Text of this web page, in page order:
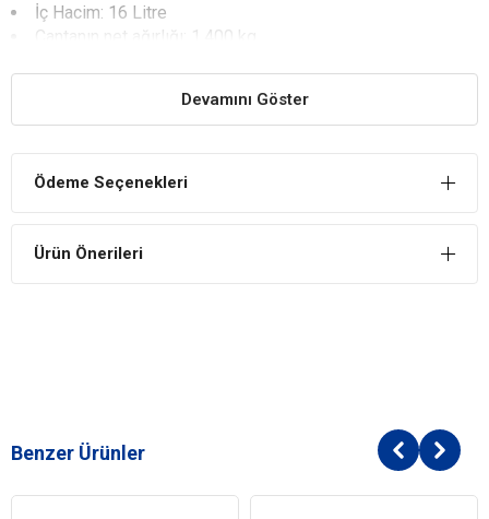
İç Hacim: 16 Litre
Çantanın net ağırlığı: 1,400 kg.
Bacco MilanoŞeffaf Astronot Kedi Köpek Taşıma
Çanta üretiminde kullanılan malzemeler kaliteli olduğu için kolayca
deforme olmaz.
İster sırtta ister elde taşınabilir özelliği bulunduğu için rahatlıkla
Devamını Göster
Ödeme Seçenekleri
Ürün Önerileri
Benzer Ürünler